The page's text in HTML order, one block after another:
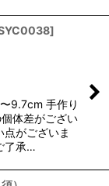
]
9.7cm 手作り
体差がござい
点がございま
了承…